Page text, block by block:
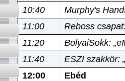
10:40
Murphy's
11:00
Reboss
11:20
BolyaiSokk:
11:40
ESZI szakkör:
12:00
Ebéd